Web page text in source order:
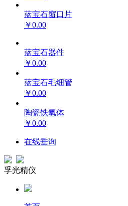
蓝宝石窗口片
￥0.00
蓝宝石器件
￥0.00
蓝宝石毛细管
￥0.00
陶瓷铁氧体
￥0.00
在线垂询
孚光精仪